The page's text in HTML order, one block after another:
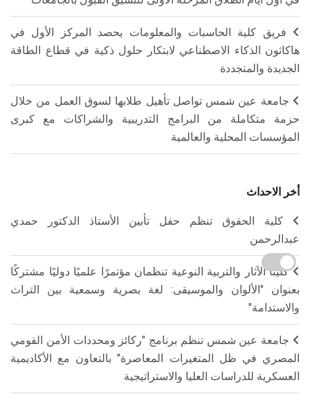
فريق كلية الحاسبات والمعلومات يحصد المركز الأول في
هاكاثون الذكاء الاصطناعي لابتكار حلول ذكية في قطاع الطاقة
الجديدة والمتجددة
جامعة عين شمس تواصل تأهيل طلابها لسوق العمل من خلال
حزمة متكاملة من البرامج التدريبية والشراكات مع كبرى
المؤسسات المحلية والعالمية
أخر الاحداث
كلية الحقوق تنظم حفل تأبين الأستاذ الدكتور حمدي
عبدالرحمن
كليتا الآثار والتربية النوعية تنظمان مؤتمرًا علميًا دوليًا مشتركًا
بعنوان "الألوان والموسيقى: لغة بصرية وسمعية بين التراث
والاستدامة"
جامعة عين شمس تنظم برنامج "ركائز ومحددات الأمن القومي
المصري في ظل المتغيرات المعاصرة" بالتعاون مع الأكاديمية
العسكرية للدراسات العليا والاستراتيجية